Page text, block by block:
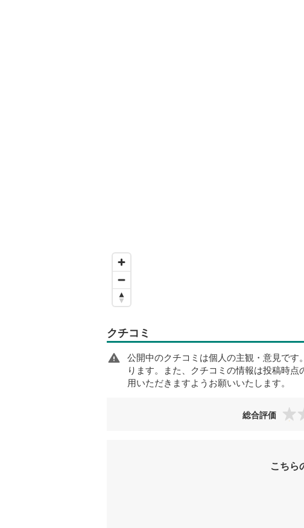
クチコミ
公開中のクチコミは個人の主観・意見で
ります。また、クチコミの情報は投稿時
用いただきますようお願いいたします。
総合評価
こちら